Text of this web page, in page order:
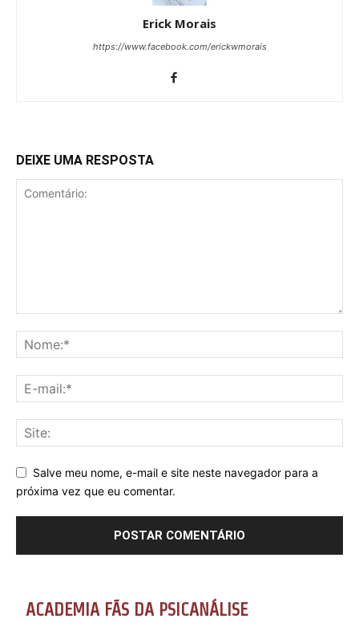
Erick Morais
https://www.facebook.com/erickwmorais
DEIXE UMA RESPOSTA
Salve meu nome, e-mail e site neste navegador para a
próxima vez que eu comentar.
ACADEMIA FÃS DA PSICANÁLISE